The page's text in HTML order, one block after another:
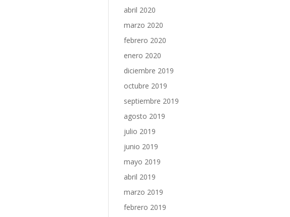
abril 2020
marzo 2020
febrero 2020
enero 2020
diciembre 2019
octubre 2019
septiembre 2019
agosto 2019
julio 2019
junio 2019
mayo 2019
abril 2019
marzo 2019
febrero 2019